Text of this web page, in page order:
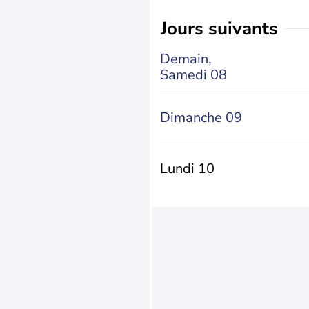
jours suivants
Demain,
Samedi 08
Dimanche 09
Lundi 10